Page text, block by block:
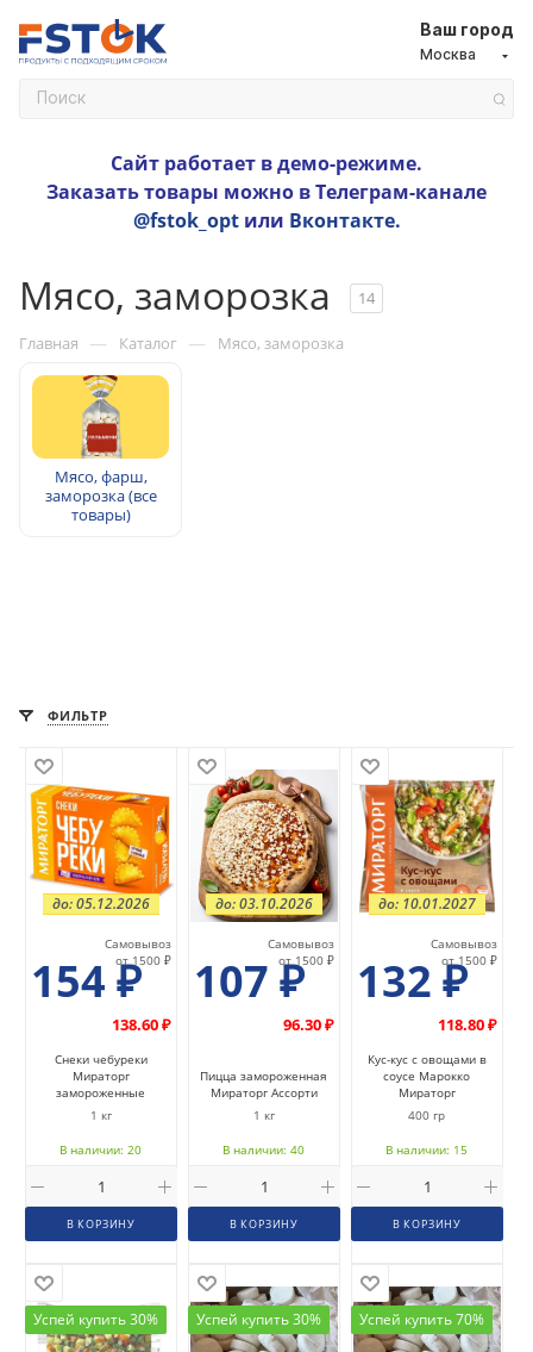
Ваш город
Москва
Сайт работает в демо-режиме.
Заказать товары можно в Телеграм-канале
@fstok_optили Вконтакте.
Мясо, заморозка 14
Главная — Каталог — Мясо, заморозка
Мясо, фарш,
заморозка (все
товары)
ФИЛЬТР
154₽
Самовывоз
от 1500 ₽
138.60 ₽
Снеки чебуреки
Мираторг
замороженные
до: 05.12.2026
1 кг
В наличии: 20
В КОРЗИНУ
107₽
Самовывоз
от 1500 ₽
96.30 ₽
Пицца замороженная
Мираторг Ассорти
до: 03.10.2026
1 кг
В наличии: 40
В КОРЗИНУ
132₽
Самовывоз
от 1500 ₽
118.80 ₽
Кус-кус с овощами в
соусе Марокко
Мираторг
до: 10.01.2027
400 гр
В наличии: 15
В КОРЗИНУ
Успей купить 30% Успей купить 30% Успей купить 70%